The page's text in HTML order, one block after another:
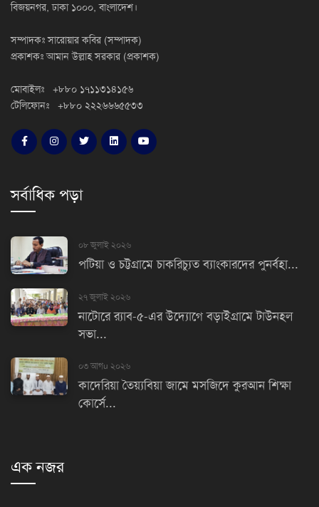
বিজয়নগর, ঢাকা ১০০০, বাংলাদেশ।
সম্পাদকঃ সারোয়ার কবির (সম্পাদক)
প্রকাশকঃ আমান উল্লাহ সরকার (প্রকাশক)
মোবাইলঃ +৮৮০ ১৭১১৩১৪১৫৬
টেলিফোনঃ +৮৮০ ২২২৬৬৬৫৫৩৩
সর্বাধিক পড়া
০৮ জুলাই ২০২৬
পটিয়া ও চট্টগ্রামে চাকরিচ্যুত ব্যাংকারদের পুনর্বহা...
২৭ জুলাই ২০২৬
নাটোরে র‌্যাব-৫-এর উদ্যোগে বড়াইগ্রামে টাউনহল
সভা...
০৩ আগu ২০২৬
কাদেরিয়া তৈয়্যবিয়া জামে মসজিদে কুরআন শিক্ষা
কোর্সে...
এক নজর